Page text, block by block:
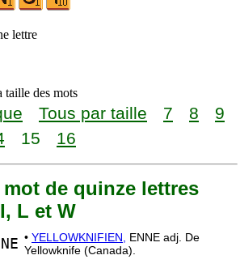
lettre
taille des mots
Tous par taille 7 8
9
15 16
de quinze lettres
L et W
• YELLOWKNIFIEN,
ENNE adj. De
Yellowknife (Canada).